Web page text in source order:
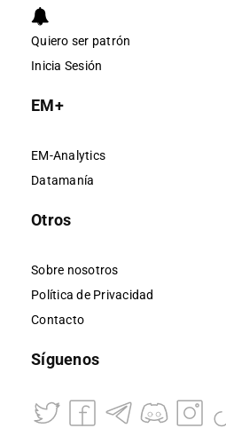
Quiero ser patrón
Inicia Sesión
EM+
EM-Analytics
Datamanía
Otros
Sobre nosotros
Política de Privacidad
Contacto
Síguenos